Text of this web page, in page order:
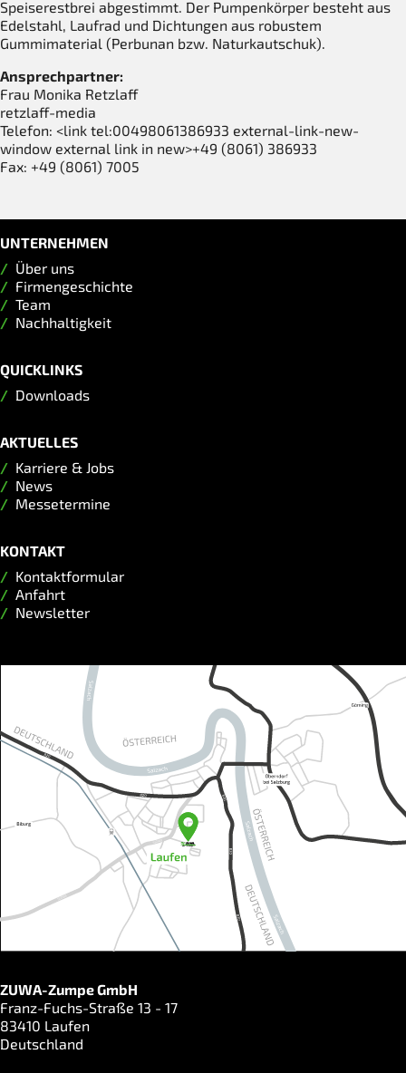
Speiserestbrei abgestimmt. Der Pumpenkörper besteht aus
Edelstahl, Laufrad und Dichtungen aus robustem
Gummimaterial (Perbunan bzw. Naturkautschuk).
Ansprechpartner:
Frau Monika Retzlaff
retzlaff-media
Telefon: <link tel:00498061386933 external-link-new-
window external link in new>+49 (8061) 386933
Fax: +49 (8061) 7005
UNTERNEHMEN
Über uns
Firmengeschichte
Team
Nachhaltigkeit
QUICKLINKS
Downloads
AKTUELLES
Karriere & Jobs
News
Messetermine
KONTAKT
Kontaktformular
Anfahrt
Newsletter
ZUWA-Zumpe GmbH
Franz-Fuchs-Straße 13 - 17
83410 Laufen
Deutschland